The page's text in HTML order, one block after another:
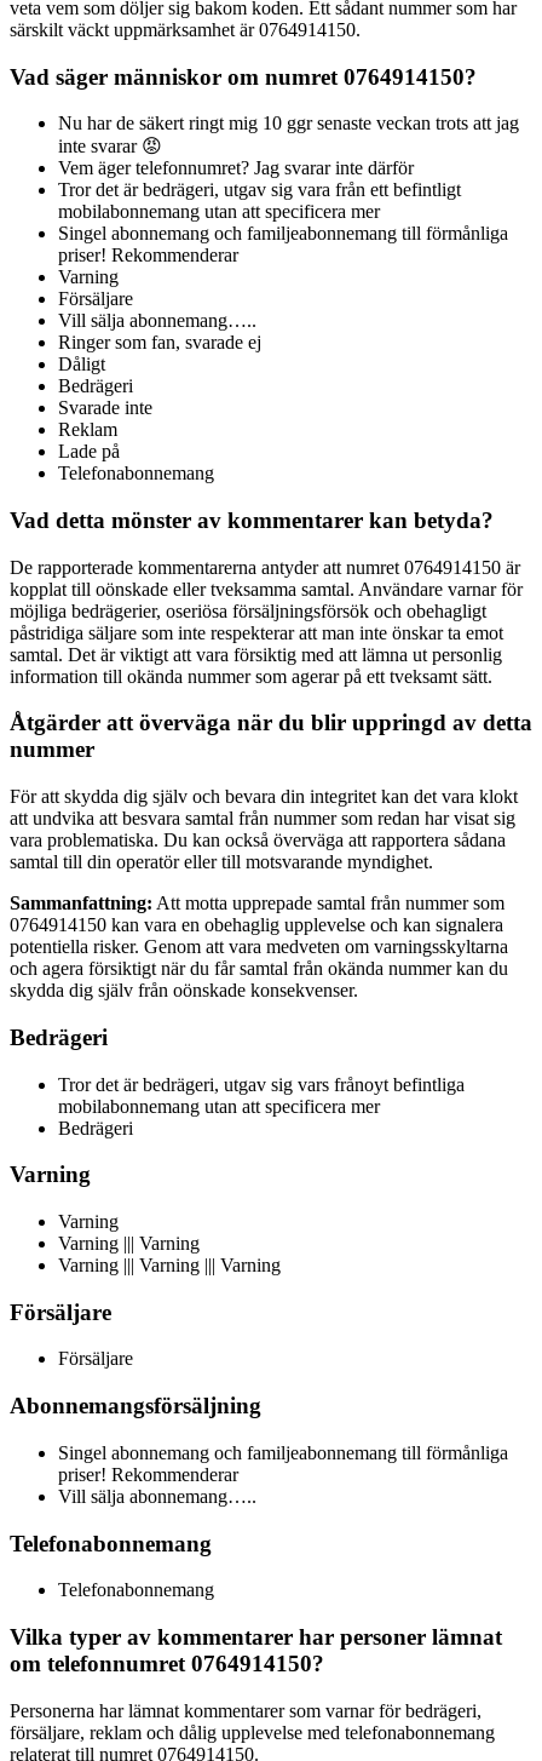
veta vem som döljer sig bakom koden. Ett sådant nummer som har
särskilt väckt uppmärksamhet är 0764914150.
Vad säger människor om numret 0764914150?
Nu har de säkert ringt mig 10 ggr senaste veckan trots att jag
inte svarar 😡
Vem äger telefonnumret? Jag svarar inte därför
Tror det är bedrägeri, utgav sig vara från ett befintligt
mobilabonnemang utan att specificera mer
Singel abonnemang och familjeabonnemang till förmånliga
priser! Rekommenderar
Varning
Försäljare
Vill sälja abonnemang…..
Ringer som fan, svarade ej
Dåligt
Bedrägeri
Svarade inte
Reklam
Lade på
Telefonabonnemang
Vad detta mönster av kommentarer kan betyda?
De rapporterade kommentarerna antyder att numret 0764914150 är
kopplat till oönskade eller tveksamma samtal. Användare varnar för
möjliga bedrägerier, oseriösa försäljningsförsök och obehagligt
påstridiga säljare som inte respekterar att man inte önskar ta emot
samtal. Det är viktigt att vara försiktig med att lämna ut personlig
information till okända nummer som agerar på ett tveksamt sätt.
Åtgärder att överväga när du blir uppringd av detta
nummer
För att skydda dig själv och bevara din integritet kan det vara klokt
att undvika att besvara samtal från nummer som redan har visat sig
vara problematiska. Du kan också överväga att rapportera sådana
samtal till din operatör eller till motsvarande myndighet.
Sammanfattning: Att motta upprepade samtal från nummer som
0764914150 kan vara en obehaglig upplevelse och kan signalera
potentiella risker. Genom att vara medveten om varningsskyltarna
och agera försiktigt när du får samtal från okända nummer kan du
skydda dig själv från oönskade konsekvenser.
Bedrägeri
Tror det är bedrägeri, utgav sig vars frånoyt befintliga
mobilabonnemang utan att specificera mer
Bedrägeri
Varning
Varning
Varning ||| Varning
Varning ||| Varning ||| Varning
Försäljare
Försäljare
Abonnemangsförsäljning
Singel abonnemang och familjeabonnemang till förmånliga
priser! Rekommenderar
Vill sälja abonnemang…..
Telefonabonnemang
Telefonabonnemang
Vilka typer av kommentarer har personer lämnat
om telefonnumret 0764914150?
Personerna har lämnat kommentarer som varnar för bedrägeri,
försäljare, reklam och dålig upplevelse med telefonabonnemang
relaterat till numret 0764914150.